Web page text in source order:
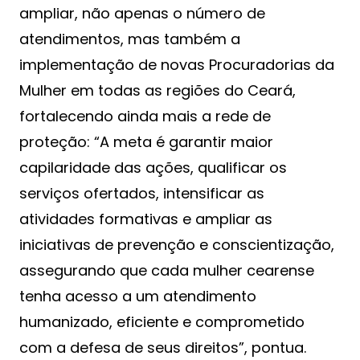
ampliar, não apenas o número de
atendimentos, mas também a
implementação de novas Procuradorias da
Mulher em todas as regiões do Ceará,
fortalecendo ainda mais a rede de
proteção: “A meta é garantir maior
capilaridade das ações, qualificar os
serviços ofertados, intensificar as
atividades formativas e ampliar as
iniciativas de prevenção e conscientização,
assegurando que cada mulher cearense
tenha acesso a um atendimento
humanizado, eficiente e comprometido
com a defesa de seus direitos”, pontua.